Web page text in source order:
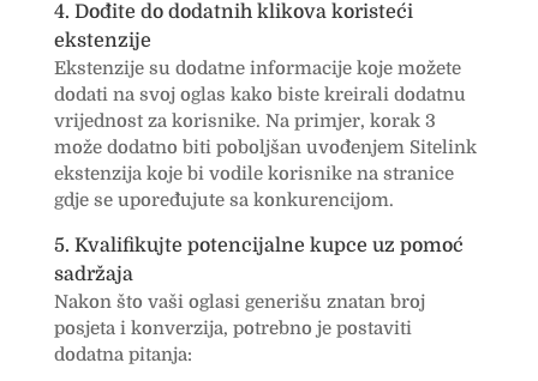
4. Dođite do dodatnih klikova koristeći
ekstenzije
Ekstenzije su dodatne informacije koje možete
dodati na svoj oglas kako biste kreirali dodatnu
vrijednost za korisnike. Na primjer, korak 3
može dodatno biti poboljšan uvođenjem Sitelink
ekstenzija koje bi vodile korisnike na stranice
gdje se upoređujute sa konkurencijom.
5. Kvalifikujte potencijalne kupce uz pomoć
sadržaja
Nakon što vaši oglasi generišu znatan broj
posjeta i konverzija, potrebno je postaviti
dodatna pitanja: